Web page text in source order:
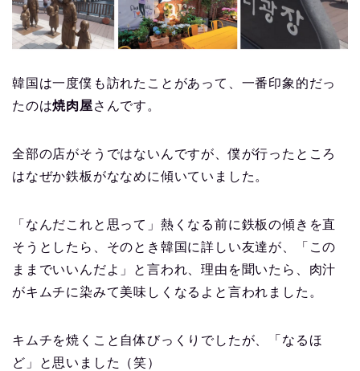
韓国は一度僕も訪れたことがあって、一番印象的だっ
たのは焼肉屋さんです。
全部の店がそうではないんですが、僕が行ったところ
はなぜか鉄板がななめに傾いていました。
「なんだこれと思って」熱くなる前に鉄板の傾きを直
そうとしたら、そのとき韓国に詳しい友達が、「この
ままでいいんだよ」と言われ、理由を聞いたら、肉汁
がキムチに染みて美味しくなるよと言われました。
キムチを焼くこと自体びっくりでしたが、「なるほ
ど」と思いました（笑）